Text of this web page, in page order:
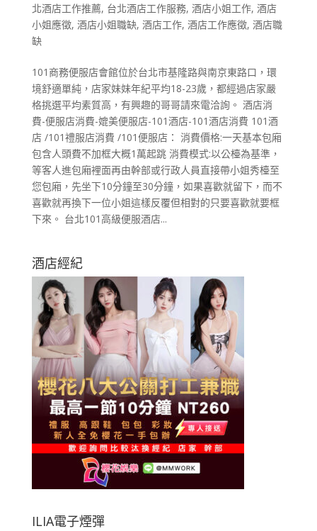
北酒店工作推薦, 台北酒店工作服務, 酒店小姐工作, 酒店
小姐應徵, 酒店小姐職缺, 酒店工作, 酒店工作應徵, 酒店職
缺
101商務便服店會館位於台北市基隆路與南京東路口，環
境舒適單純，店家妹妹年紀平均18-23歲，都經過店家嚴
格挑選平均素質高，有興趣的哥哥請來電洽詢。 酒店消
費-便服店消費-媲美便服店-101酒店-101酒店消費 101酒
店 /101禮服店消費 /101便服店： 消費價格:一天基本包廂
包含人頭費不加框大概1萬起跳 消費模式:以公檯為基準，
等客人進包廂裡面再由幹部或行政人員直接帶小姐秀檯至
您包廂，先坐下10分鐘至30分鐘，如果喜歡就留下，而不
喜歡就再換下一位小姐這樣反覆但相對的只要喜歡就要框
下來。 台北101高級便服酒店...
酒店經紀
ILIA電子煙彈